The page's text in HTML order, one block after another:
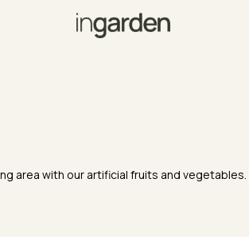
area with our artificial fruits and